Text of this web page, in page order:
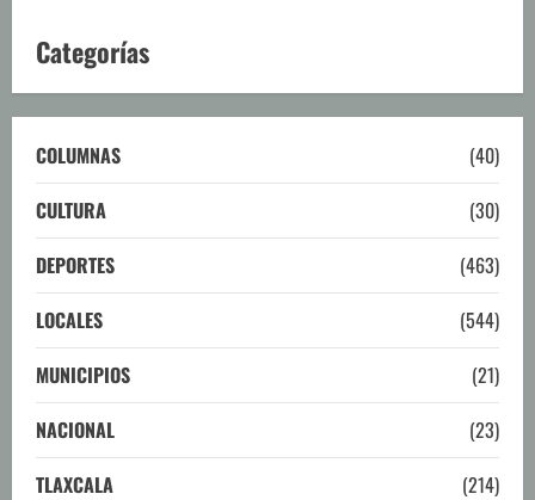
Categorías
COLUMNAS
(40)
CULTURA
(30)
DEPORTES
(463)
LOCALES
(544)
MUNICIPIOS
(21)
NACIONAL
(23)
TLAXCALA
(214)